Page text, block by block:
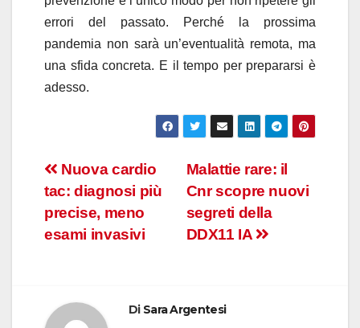
errori del passato. Perché la prossima
pandemia non sarà un’eventualità remota, ma
una sfida concreta. E il tempo per prepararsi è
adesso.
Navigazione
articoli
Malattie rare: il
Cnr scopre nuovi
segreti della
DDX11 IA
Nuova cardio
tac: diagnosi più
precise, meno
esami invasivi
Di Sara Argentesi